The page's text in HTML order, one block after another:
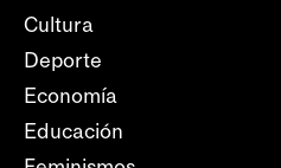
Cultura
Deporte
Economía
Educación